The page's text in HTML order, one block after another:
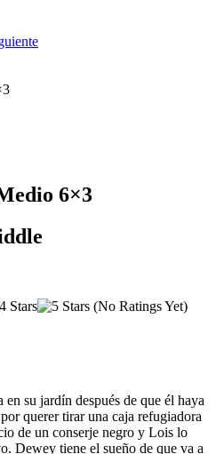
6×3
(No Ratings Yet)
su jardín después de que él haya
querer tirar una caja refugiadora
de un conserje negro y Lois lo
Dewey tiene el sueño de que va a